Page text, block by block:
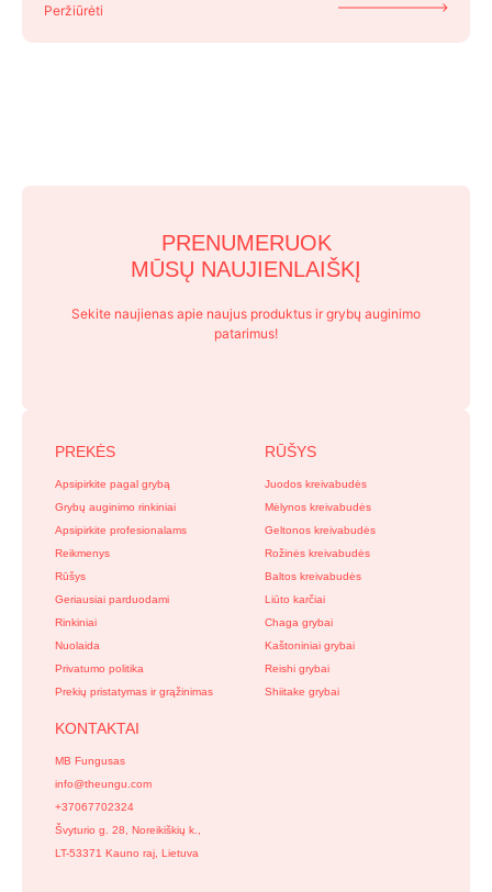
Peržiūrėti
PREKĖS
Apsipirkite pagal grybą
Grybų auginimo rinkiniai
Apsipirkite profesionalams
Reikmenys
Rūšys
Geriausiai parduodami
Rinkiniai
Nuolaida
Privatumo politika
Prekių pristatymas ir grąžinimas
RŪŠYS
Juodos kreivabudės
Mėlynos kreivabudės
Geltonos kreivabudės
Rožinės kreivabudės
Baltos kreivabudės
Liūto karčiai
Chaga grybai
Kaštoniniai grybai
Reishi grybai
Shiitake grybai
KONTAKTAI
MB Fungusas
info@theungu.com
+37067702324
Švyturio g. 28, Noreikiškių k.,
LT-53371 Kauno raj, Lietuva
PRENUMERUOK
MŪSŲ NAUJIENLAIŠKĮ
Sekite naujienas apie naujus produktus ir grybų auginimo
patarimus!